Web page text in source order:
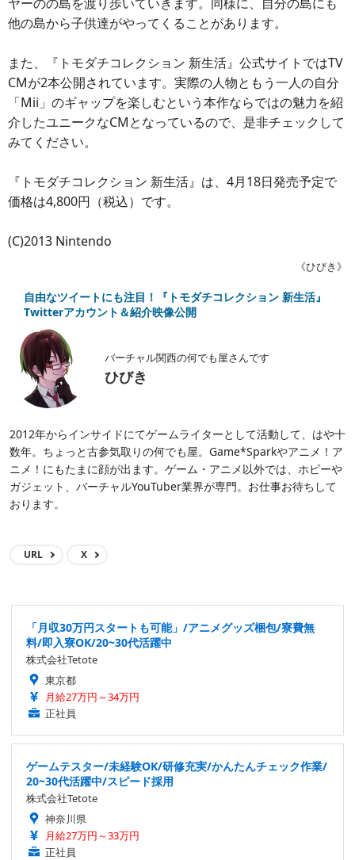
他の島から子供達がやってくることがあります。
また、『トモダチコレクション 新生活』公式サイトではTV
CMが2本公開されています。実際の人物ともう一人の自分
「Mii」のギャップを楽しむという本作ならではの魅力を紹
介したユニークなCMとなっているので、是非チェックして
みてください。
『トモダチコレクション 新生活』は、4月18日発売予定で
価格は4,800円（税込）です。
(C)2013 Nintendo
《ひびき》
自由なツイートにも注目！『トモダチコレクション 新生活』
Twitterアカウント＆紹介映像公開
バーチャル関西の何でも屋さんです
ひびき
2012年からインサイドにてゲームライターとして活動して、はや十
数年。ちょっと古参気取りの何でも屋。Game*Sparkやアニメ！ア
ニメ！にもたまに顔が出ます。ゲーム・アニメ以外では、ホビーや
ガジェット、バーチャルYouTuber業界が専門。お仕事お待ちして
おります。
URL X
「月収30万円スタートも可能」/アニメグッズ梱包/寮費無
料/即入寮OK/20~30代活躍中
株式会社Tetote
東京都
月給27万円～34万円
正社員
ゲームテスター/未経験OK/研修充実/かんたんチェック作業/
20~30代活躍中/スピード採用
株式会社Tetote
神奈川県
月給27万円～33万円
正社員